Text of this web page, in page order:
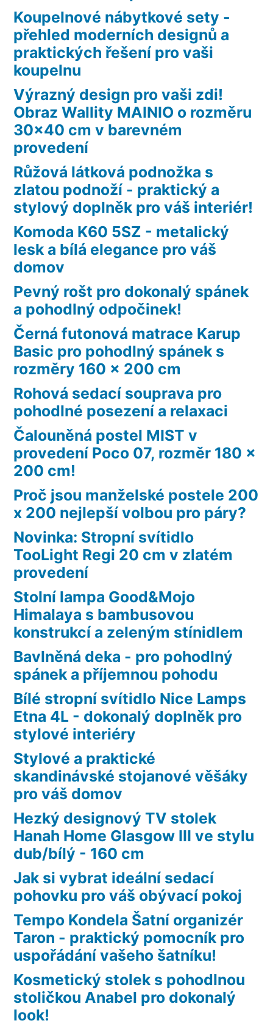
Koupelnové nábytkové sety -
přehled moderních designů a
praktických řešení pro vaši
koupelnu
Výrazný design pro vaši zdi!
Obraz Wallity MAINIO o rozměru
30×40 cm v barevném
provedení
Růžová látková podnožka s
zlatou podnoží - praktický a
stylový doplněk pro váš interiér!
Komoda K60 5SZ - metalický
lesk a bílá elegance pro váš
domov
Pevný rošt pro dokonalý spánek
a pohodlný odpočinek!
Černá futonová matrace Karup
Basic pro pohodlný spánek s
rozměry 160 x 200 cm
Rohová sedací souprava pro
pohodlné posezení a relaxaci
Čalouněná postel MIST v
provedení Poco 07, rozměr 180 x
200 cm!
Proč jsou manželské postele 200
x 200 nejlepší volbou pro páry?
Novinka: Stropní svítidlo
TooLight Regi 20 cm v zlatém
provedení
Stolní lampa Good&Mojo
Himalaya s bambusovou
konstrukcí a zeleným stínidlem
Bavlněná deka - pro pohodlný
spánek a příjemnou pohodu
Bílé stropní svítidlo Nice Lamps
Etna 4L - dokonalý doplněk pro
stylové interiéry
Stylové a praktické
skandinávské stojanové věšáky
pro váš domov
Hezký designový TV stolek
Hanah Home Glasgow III ve stylu
dub/bílý - 160 cm
Jak si vybrat ideální sedací
pohovku pro váš obývací pokoj
Tempo Kondela Šatní organizér
Taron - praktický pomocník pro
uspořádání vašeho šatníku!
Kosmetický stolek s pohodlnou
stoličkou Anabel pro dokonalý
look!